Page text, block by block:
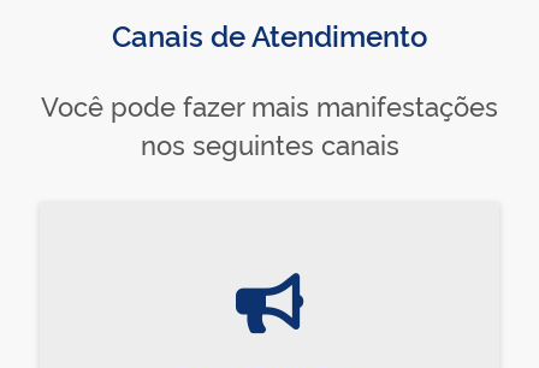
Canais de Atendimento
Você pode fazer mais manifestações
nos seguintes canais